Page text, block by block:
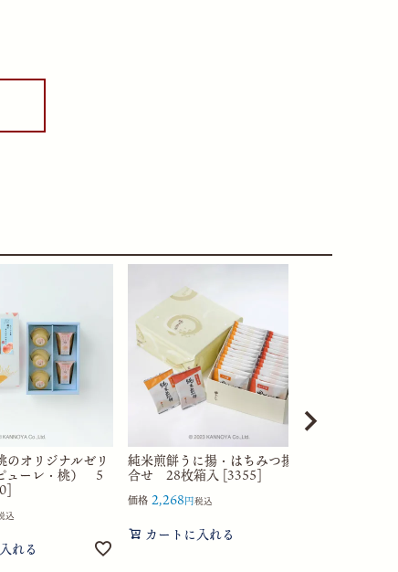
のオリジナルゼリ
ューレ・桃） 5
込
れる
純米煎餅うに揚・はちみつ揚詰
合せ 28枚箱入 [3355]
価格 2,268 税込
カートに入れる